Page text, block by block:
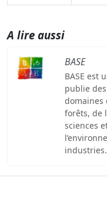
A lire aussi
BASE
BASE est
publie
domaines
forêts, de
sciences
industries.